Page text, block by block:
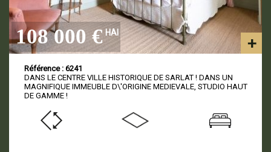
108 000 € HAI
Référence : 6241
DANS LE CENTRE VILLE HISTORIQUE DE SARLAT ! DANS UN
MAGNIFIQUE IMMEUBLE D\'ORIGINE MEDIEVALE, STUDIO HAUT
DE GAMME !